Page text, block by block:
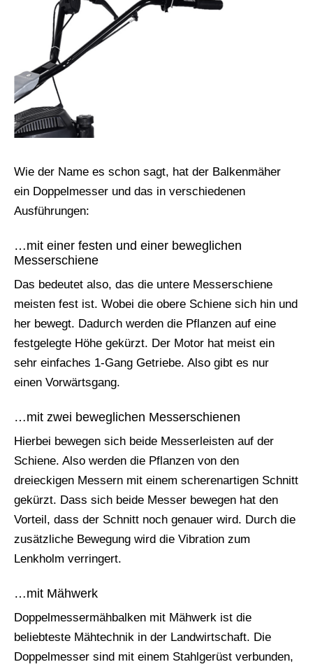
Wie der Name es schon sagt, hat der Balkenmäher
ein Doppelmesser und das in verschiedenen
Ausführungen:
…mit einer festen und einer beweglichen
Messerschiene
Das bedeutet also, das die untere Messerschiene
meisten fest ist. Wobei die obere Schiene sich hin und
her bewegt. Dadurch werden die Pflanzen auf eine
festgelegte Höhe gekürzt. Der Motor hat meist ein
sehr einfaches 1-Gang Getriebe. Also gibt es nur
einen Vorwärtsgang.
…mit zwei beweglichen Messerschienen
Hierbei bewegen sich beide Messerleisten auf der
Schiene. Also werden die Pflanzen von den
dreieckigen Messern mit einem scherenartigen Schnitt
gekürzt. Dass sich beide Messer bewegen hat den
Vorteil, dass der Schnitt noch genauer wird. Durch die
zusätzliche Bewegung wird die Vibration zum
Lenkholm verringert.
…mit Mähwerk
Doppelmessermähbalken mit Mähwerk ist die
beliebteste Mähtechnik in der Landwirtschaft. Die
Doppelmesser sind mit einem Stahlgerüst verbunden,